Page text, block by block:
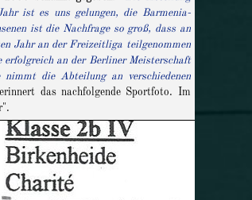
ist es uns gelungen, die Barmenia-
ist die Nachfrage so groß, dass an
Jahr an der Freizeitliga teilgenommen
an der Berliner Meisterschaft
die Abteilung an verschiedenen
das nachfolgende Sportfoto. Im